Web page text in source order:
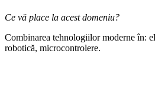
Ce vă place la acest domeniu?
Combinarea tehnologiilor moderne în:
robotică, microcontrolere.